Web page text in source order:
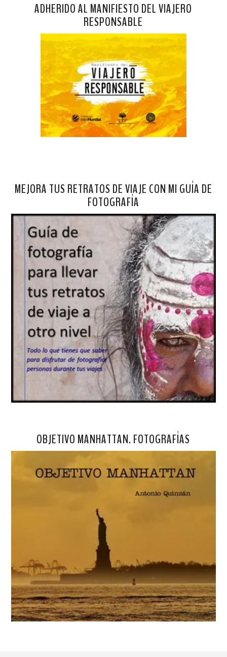
ADHERIDO AL MANIFIESTO DEL VIAJERO
RESPONSABLE
MEJORA TUS RETRATOS DE VIAJE CON MI GUÍA DE
FOTOGRAFÍA
OBJETIVO MANHATTAN. FOTOGRAFÍAS